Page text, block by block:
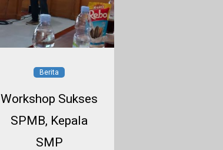
Berita
Workshop Sukses
SPMB, Kepala
SMP